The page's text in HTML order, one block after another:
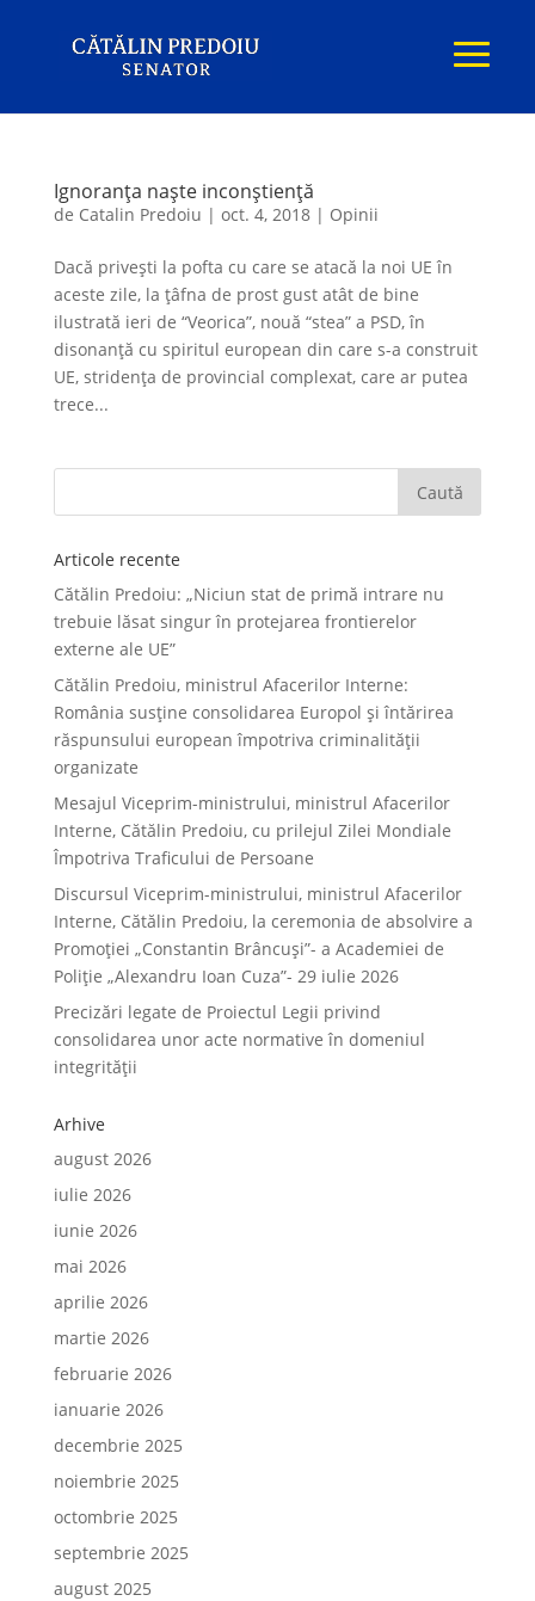
Ignoranţa naşte inconştiență
de Catalin Predoiu | oct. 4, 2018| Opinii
Dacă priveşti la pofta cu care se atacă la noi UE în
aceste zile, la ţâfna de prost gust atât de bine
ilustrată ieri de “Veorica”, nouă “stea” a PSD, în
disonanţă cu spiritul european din care s-a construit
UE, stridența de provincial complexat, care ar putea
trece...
Articole recente
Cătălin Predoiu: „Niciun stat de primă intrare nu
trebuie lăsat singur în protejarea frontierelor
externe ale UE”
Cătălin Predoiu, ministrul Afacerilor Interne:
România susține consolidarea Europol și întărirea
răspunsului european împotriva criminalității
organizate
Mesajul Viceprim-ministrului, ministrul Afacerilor
Interne, Cătălin Predoiu, cu prilejul Zilei Mondiale
Împotriva Traficului de Persoane
Discursul Viceprim-ministrului, ministrul Afacerilor
Interne, Cătălin Predoiu, la ceremonia de absolvire a
Promoției „Constantin Brâncuși”- a Academiei de
Poliție „Alexandru Ioan Cuza”- 29 iulie 2026
Precizări legate de Proiectul Legii privind
consolidarea unor acte normative în domeniul
integrității
Arhive
august 2026
iulie 2026
iunie 2026
mai 2026
aprilie 2026
martie 2026
februarie 2026
ianuarie 2026
decembrie 2025
noiembrie 2025
octombrie 2025
septembrie 2025
august 2025